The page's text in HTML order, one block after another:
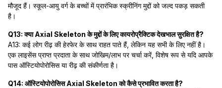
मौजूद हैं। स्कूल-आयु वर्ग के बच्चों में प्रारंभिक स्क्रीनिंग मुद्दों को जल्द पकड़ सकती
है।
Q13: क्या Axial Skeleton के मुद्दों के लिए कायरोप्रैक्टिक देखभाल सुरक्षित है?
A13: कई लोग रीढ़ की हेरफेर के साथ राहत पाते हैं, लेकिन यह सभी के लिए नहीं है।
एक लाइसेंस प्राप्त प्रदाता के साथ जोखिम/लाभ पर चर्चा करें, विशेष रूप से यदि आपके
पास ऑस्टियोपोरोसिस या रीढ़ की संकीर्णता है।
Q14: ऑस्टियोपोरोसिस Axial Skeleton को कैसे प्रभावित करता है?